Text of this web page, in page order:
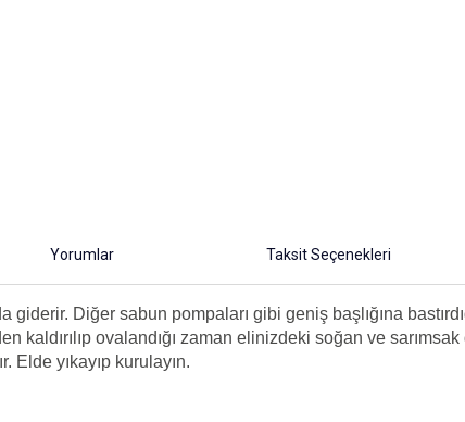
Yorumlar Taksit Seçenekleri
Diğer sabun pompaları gibi geniş başlığına
kaldırılıp ovalandığı zaman elinizdeki soğan ve
Elde yıkayıp kurulayın.